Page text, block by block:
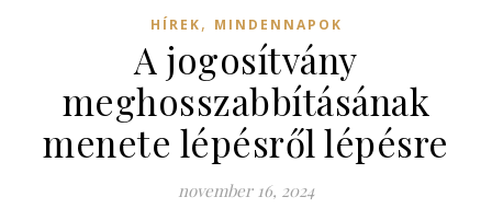
HÍREK, MINDENNAPOK
A jogosítvány
meghosszabbításának
menete lépésről lépésre
november 16, 2024